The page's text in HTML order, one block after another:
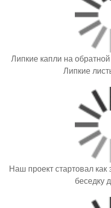
Липкие капли на
Липкие
Наш проект стартовал как
беседку